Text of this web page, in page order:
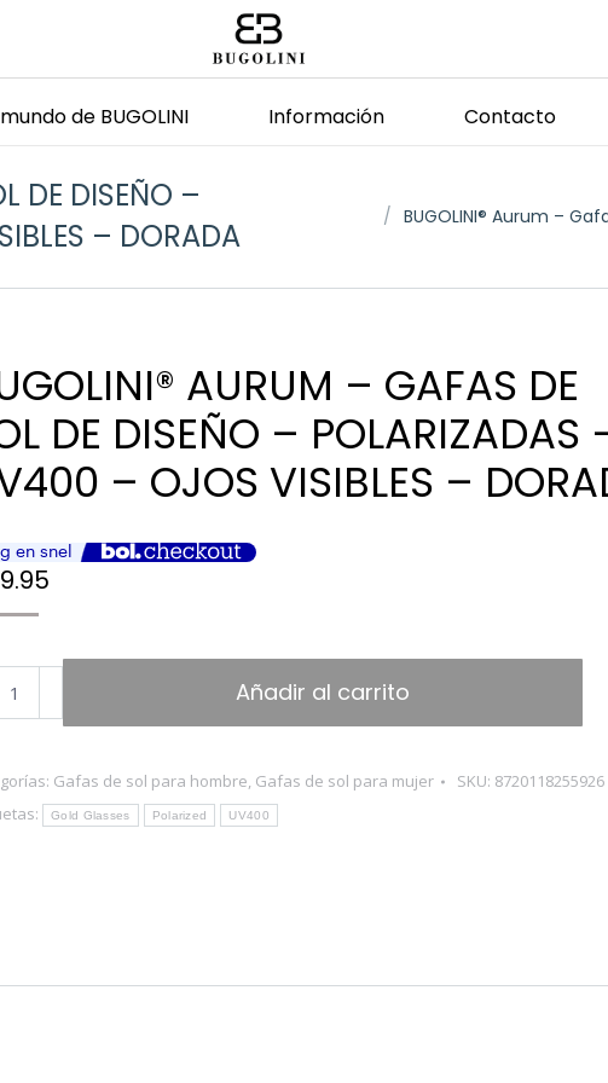
de BUGOLINI Información Contacto
DE DISEÑO –
– DORADA
BUGOLINI® Aurum –
AURUM – GAFAS DE
DE DISEÑO – POLARIZADAS
– OJOS VISIBLES –
Añadir al carrito
Gafas de sol para hombre, Gafas de sol para mujer SKU: 8720118255926
Gold Glasses Polarized UV400